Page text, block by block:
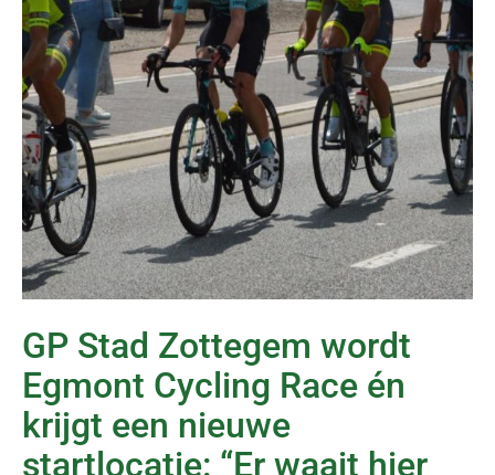
GP Stad Zottegem wordt
Egmont Cycling Race én
krijgt een nieuwe
startlocatie: “Er waait hier